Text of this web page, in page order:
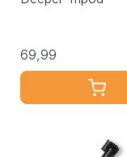
69,99